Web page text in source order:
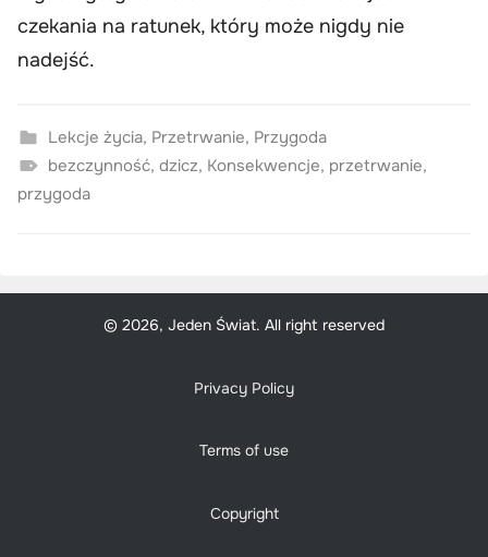
czekania na ratunek, który może nigdy nie
nadejść.
Lekcje życia, Przetrwanie, Przygoda
bezczynność, dzicz, Konsekwencje, przetrwanie,
przygoda
© 2026, Jeden Świat. All right reserved
Privacy Policy
Terms of use
Copyright